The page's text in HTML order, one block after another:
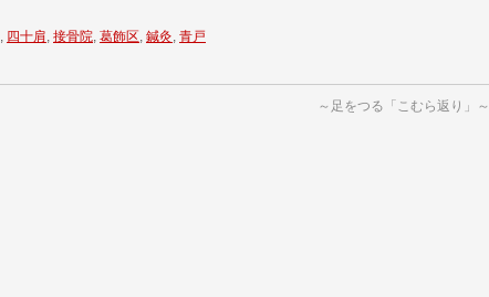
, 四十肩, 接骨院, 葛飾区, 鍼灸, 青戸
～足をつる「こむら返り」～